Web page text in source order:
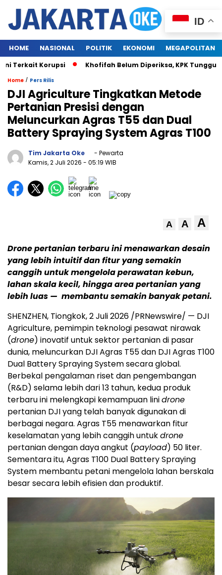
HOME NASIONAL POLITIK EKONOMI MEGAPOLITAN
Korupsi Khofifah Belum Diperiksa, KPK Tunggu
Home / Pers Rilis
DJI Agriculture Tingkatkan Metode
Pertanian Presisi dengan
Meluncurkan Agras T55 dan Dual
Battery Spraying System Agras T100
Tim Jakarta Oke
- Pewarta
Kamis, 2 Juli 2026 - 05:19 WIB
A A A
Drone pertanian terbaru ini menawarkan desain
yang lebih intuitif dan fitur yang semakin
canggih untuk mengelola perawatan kebun,
lahan skala kecil, hingga area pertanian yang
lebih luas — membantu semakin banyak petani.
SHENZHEN, Tiongkok, 2 Juli 2026 /PRNewswire/ — DJI
Agriculture, pemimpin teknologi pesawat nirawak
(drone) inovatif untuk sektor pertanian di pasar
dunia, meluncurkan DJI Agras T55 dan DJI Agras T100
Dual Battery Spraying System secara global.
Berbekal pengalaman riset dan pengembangan
(R&D) selama lebih dari 13 tahun, kedua produk
terbaru ini melengkapi kemampuan linidrone
pertanian DJI yang telah banyak digunakan di
berbagai negara. Agras T55 menawarkan fitur
keselamatan yang lebih canggih untukdrone
pertanian dengan daya angkut (payload) 50 liter.
Sementara itu, Agras T100 Dual Battery Spraying
System membantu petani mengelola lahan berskala
besar secara lebih efisien dan produktif.
ID